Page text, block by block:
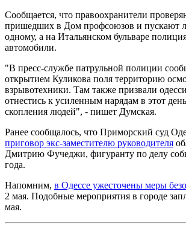
Сообщается, что правоохранители
пришедших в Дом профсоюзов и пускают
одному, а на Итальянском бульваре
автомобили.
"В пресс-службе патрульной полиции
открытием Куликова поля территорию
взрывотехники. Там также призвали
отнестись к усиленным нарядам в этот
скопления людей", - пишет Думская.
Ранее сообщалось, что Приморский суд
приговор экс-заместителю руководителя
Дмитрию Фучеджи, фигуранту по делу
года.
Напомним, в Одессе ужесточены меры
2 мая. Подобные мероприятия в городе
мая.